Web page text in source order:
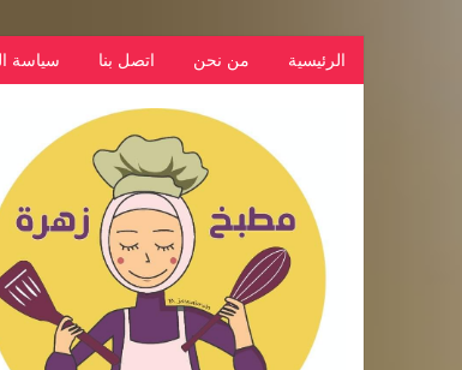
الرئيسية من نحن اتصل بنا سياسة